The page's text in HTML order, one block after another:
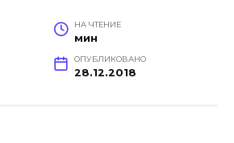
НА ЧТЕНИЕ
мин
ОПУБЛИКОВАНО
28.12.2018